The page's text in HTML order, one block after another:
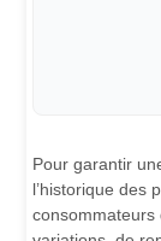
Pour garantir
l’historique des
consommateurs